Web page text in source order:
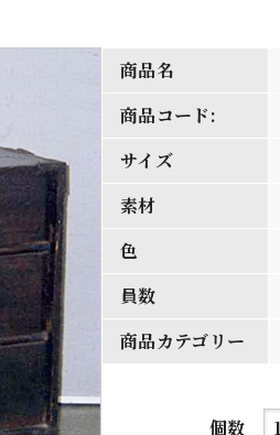
商品名
商品コード:
サイズ
素材
色
員数
商品カテゴリー
個数
溜